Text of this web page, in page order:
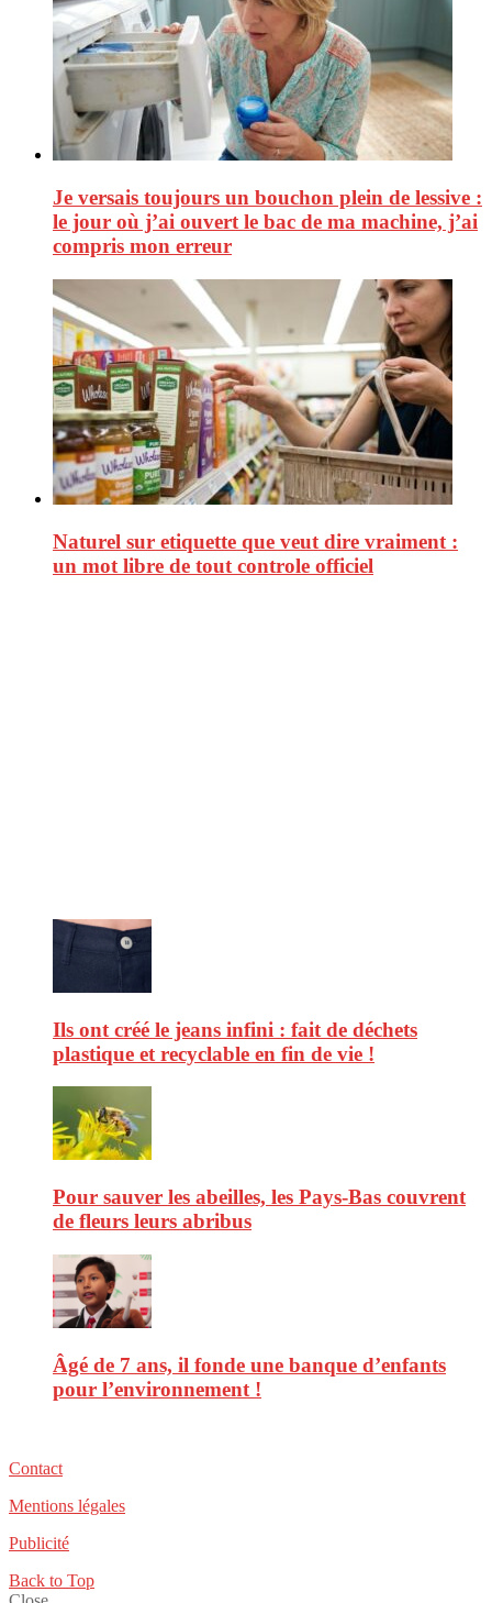
Je versais toujours un bouchon plein de lessive :
le jour où j’ai ouvert le bac de ma machine, j’ai
compris mon erreur
Naturel sur etiquette que veut dire vraiment :
un mot libre de tout controle officiel
Ils ont créé le jeans infini : fait de déchets
plastique et recyclable en fin de vie !
Pour sauver les abeilles, les Pays-Bas couvrent
de fleurs leurs abribus
Âgé de 7 ans, il fonde une banque d’enfants
pour l’environnement !
Contact
Mentions légales
Publicité
Back to Top